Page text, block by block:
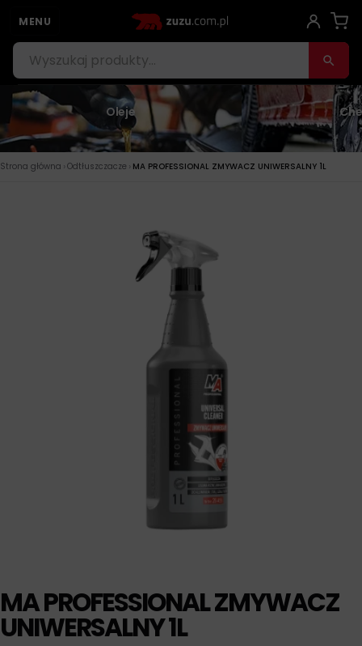
MENU
Oleje
Strona główna › Odtłuszczacze › MA PROFESSIONAL ZMYWACZ UNIWERSALNY 1L
MA PROFESSIONAL ZMYWACZ
UNIWERSALNY 1L